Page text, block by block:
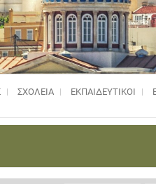
ΣΧΟΛΕΙΑ ΕΚΠΑΙΔΕΥΤΙΚΟΙ